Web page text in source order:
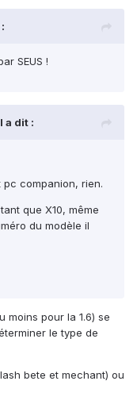
SEUS !
a dit :
pc companion, rien.
que X10, même
du modèle il
moins pour la 1.6) se
le type de
bete et mechant) ou